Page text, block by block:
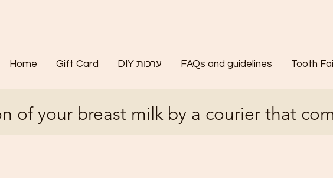
Home Gift Card DIY ערכות FAQs and guidelines Tooth
of your breast milk by a courier that